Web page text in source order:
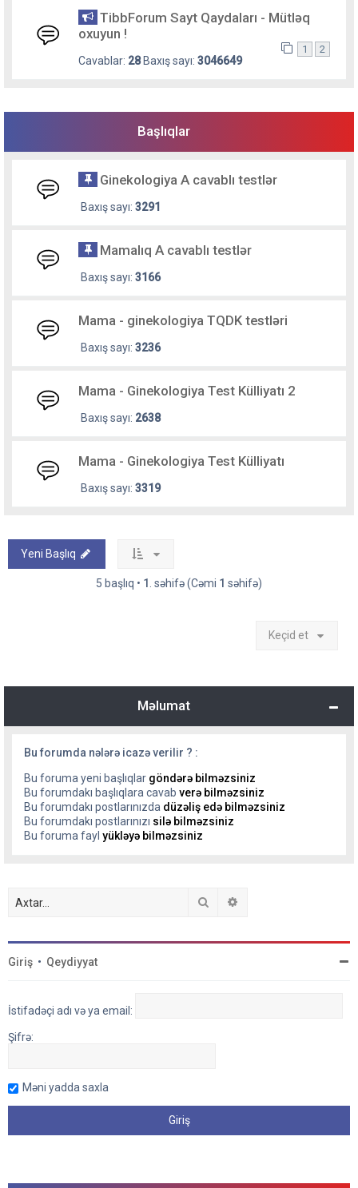
TibbForum Sayt Qaydaları - Mütləq
oxuyun !
Cavablar: 28Baxış sayı: 3046649
1 2
Başlıqlar
Ginekologiya A cavablı testlər
Baxış sayı: 3291
Mamalıq A cavablı testlər
Baxış sayı: 3166
Mama - ginekologiya TQDK testləri
Baxış sayı: 3236
Mama - Ginekologiya Test Külliyatı 2
Baxış sayı: 2638
Mama - Ginekologiya Test Külliyatı
Baxış sayı: 3319
Yeni Başlıq
5 başlıq • 1 . səhifə (Cəmi 1 səhifə)
Keçid et
Məlumat
Bu forumda nələrə icazə verilir ? :
Bu foruma yeni başlıqlar göndərə bilməzsiniz
Bu forumdakı başlıqlara cavab verə bilməzsiniz
Bu forumdakı postlarınızda düzəliş edə bilməzsiniz
Bu forumdakı postlarınızı silə bilməzsiniz
Bu foruma fayl yükləyə bilməzsiniz
Axtar
Giriş • Qeydiyyat
İstifadəçi adı və ya email:
Şifrə:
Məni yadda saxla